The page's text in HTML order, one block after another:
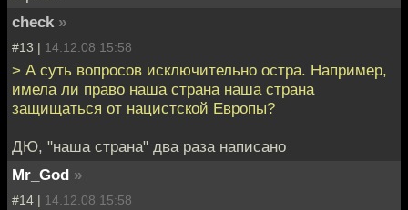
check »
#13 | 14.12.08 15:58
> А суть вопросов исключительно остра. Например,
имела ли право наша страна наша страна
защищаться от нацистской Европы?
ДЮ, "наша страна" два раза написано
Mr_God »
#14 | 14.12.08 15:58